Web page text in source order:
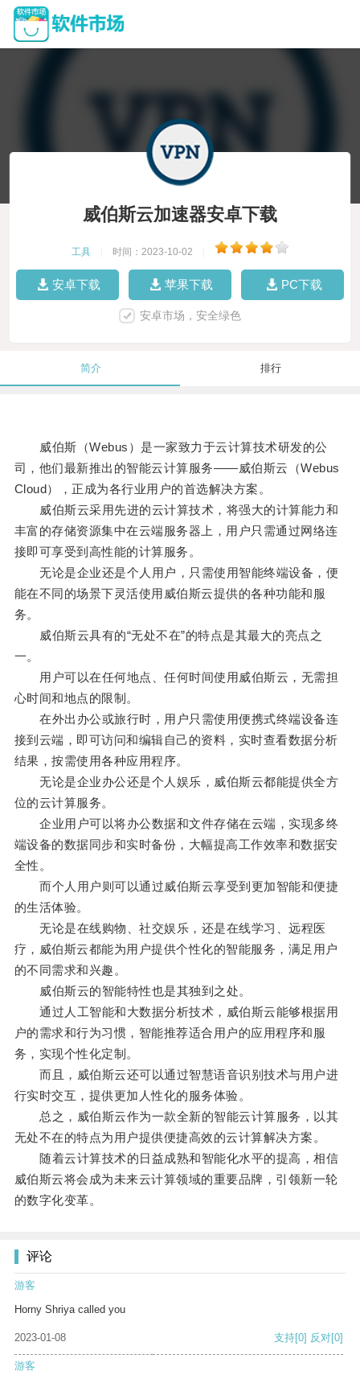
威伯斯云加速器安卓下载
工具 时间：2023-10-02
安卓下载 苹果下载 PC下载
安卓市场，安全绿色
简介 排行
威伯斯（Webus）是一家致力于云计算技术研发的公
司，他们最新推出的智能云计算服务——威伯斯云（Webus
Cloud），正成为各行业用户的首选解决方案。
威伯斯云采用先进的云计算技术，将强大的计算能力和
丰富的存储资源集中在云端服务器上，用户只需通过网络连
接即可享受到高性能的计算服务。
无论是企业还是个人用户，只需使用智能终端设备，便
能在不同的场景下灵活使用威伯斯云提供的各种功能和服
务。
威伯斯云具有的“无处不在”的特点是其最大的亮点之
一。
用户可以在任何地点、任何时间使用威伯斯云，无需担
心时间和地点的限制。
在外出办公或旅行时，用户只需使用便携式终端设备连
接到云端，即可访问和编辑自己的资料，实时查看数据分析
结果，按需使用各种应用程序。
无论是企业办公还是个人娱乐，威伯斯云都能提供全方
位的云计算服务。
企业用户可以将办公数据和文件存储在云端，实现多终
端设备的数据同步和实时备份，大幅提高工作效率和数据安
全性。
而个人用户则可以通过威伯斯云享受到更加智能和便捷
的生活体验。
无论是在线购物、社交娱乐，还是在线学习、远程医
疗，威伯斯云都能为用户提供个性化的智能服务，满足用户
的不同需求和兴趣。
威伯斯云的智能特性也是其独到之处。
通过人工智能和大数据分析技术，威伯斯云能够根据用
户的需求和行为习惯，智能推荐适合用户的应用程序和服
务，实现个性化定制。
而且，威伯斯云还可以通过智慧语音识别技术与用户进
行实时交互，提供更加人性化的服务体验。
总之，威伯斯云作为一款全新的智能云计算服务，以其
无处不在的特点为用户提供便捷高效的云计算解决方案。
随着云计算技术的日益成熟和智能化水平的提高，相信
威伯斯云将会成为未来云计算领域的重要品牌，引领新一轮
的数字化变革。
评论
游客
Horny Shriya called you
2023-01-08 支持[0] 反对[0]
游客